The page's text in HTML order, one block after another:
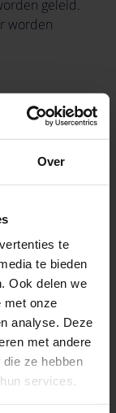
Over
te
te bieden
Ook delen we
met onze
analyse. Deze
met andere
ze hebben
services.
geleid.
worden